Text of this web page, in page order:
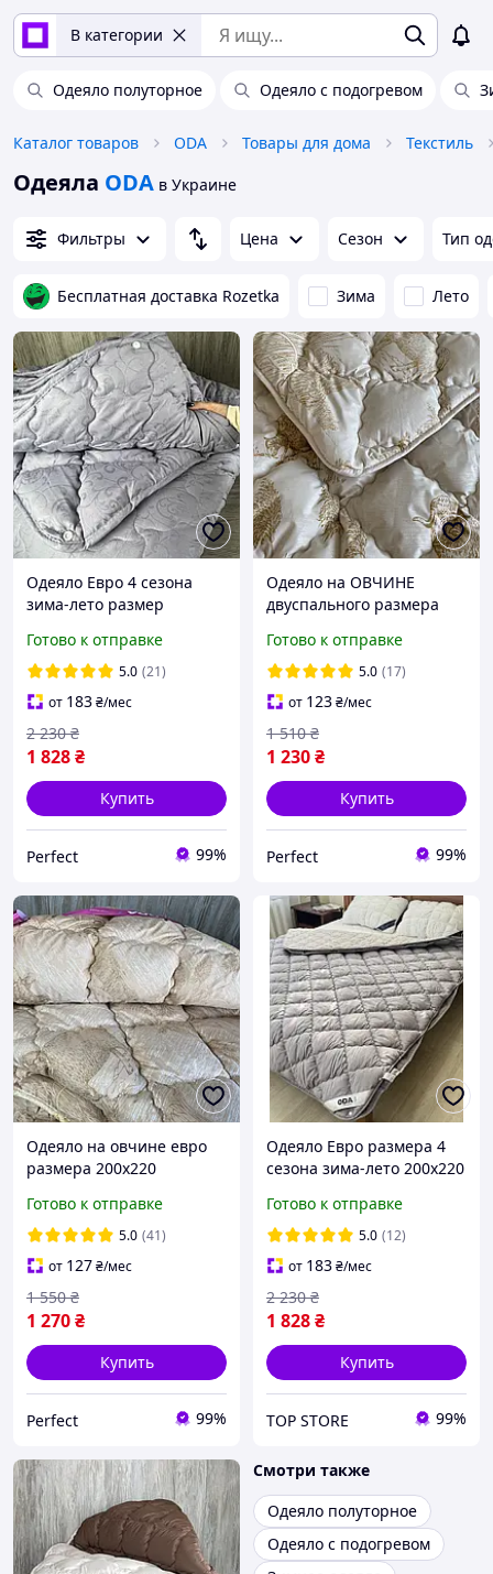
В категории
Одеяло полуторное Одеяло с подогревом
Каталог товаров ODA Товары для дома Текстиль
Одеяла ODA в Украине
Фильтры Цена Сезон Тип
Бесплатная доставка Rozetka Зима Лето
Одеяло Евро 4 сезона
зима-лето размер
на кнопках 3 в 1, Цвет -
серый
Готово к отправке
5.0 (21)
от 183₴/мес
1 828₴
2 230 ₴
Купить
Perfect 99%
Одеяло на ОВЧИНЕ
двуспального размера
теплое зимнее одеяло
ODA
Готово к отправке
5.0 (17)
от 123₴/мес
1 230₴
1 510 ₴
Купить
Perfect 99%
Одеяло на овчине евро
размера 200х220
зимнее одеяло ODA
Готово к отправке
5.0 (41)
от 127₴/мес
1 270₴
1 550 ₴
Купить
Perfect 99%
Одеяло Евро размера 4
сезона зима-лето 200х220
кнопках 3 в 1,
Готово к отправке
5.0 (12)
от 183₴/мес
1 828₴
2 230 ₴
Купить
TOP STORE 99%
Смотри также
Одеяло полуторное
Одеяло с подогревом